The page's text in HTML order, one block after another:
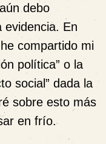
debo
evidencia. En
compartido mi
política” o la
social” dada la
sobre esto más
en frío.